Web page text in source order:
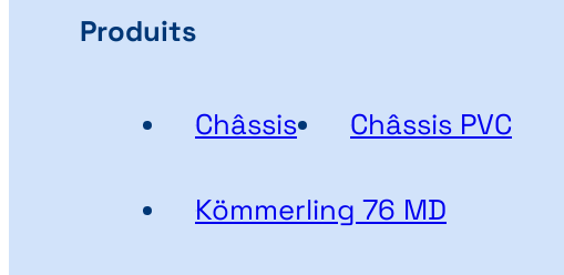
Produits
Châssis Châssis PVC
Kömmerling 76 MD